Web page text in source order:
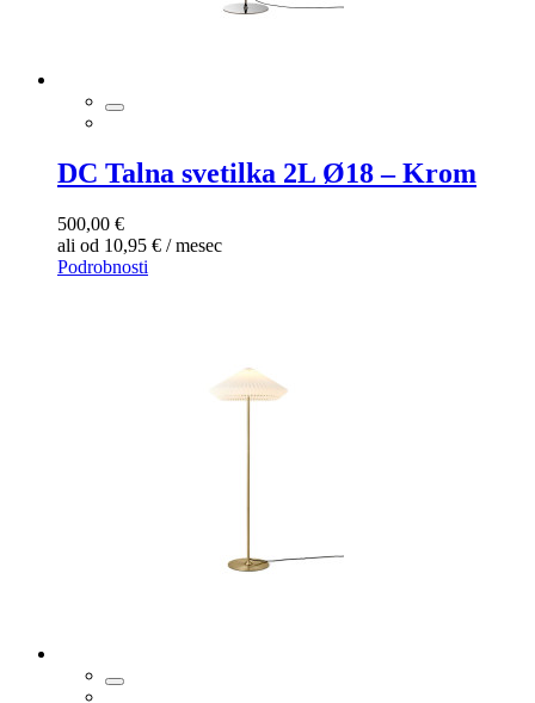
DC Talna svetilka 2L Ø18 – Krom
500,00 €
ali od 10,95 € / mesec
Podrobnosti